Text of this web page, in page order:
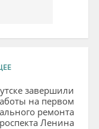
завершили
на первом
ремонта
Ленина